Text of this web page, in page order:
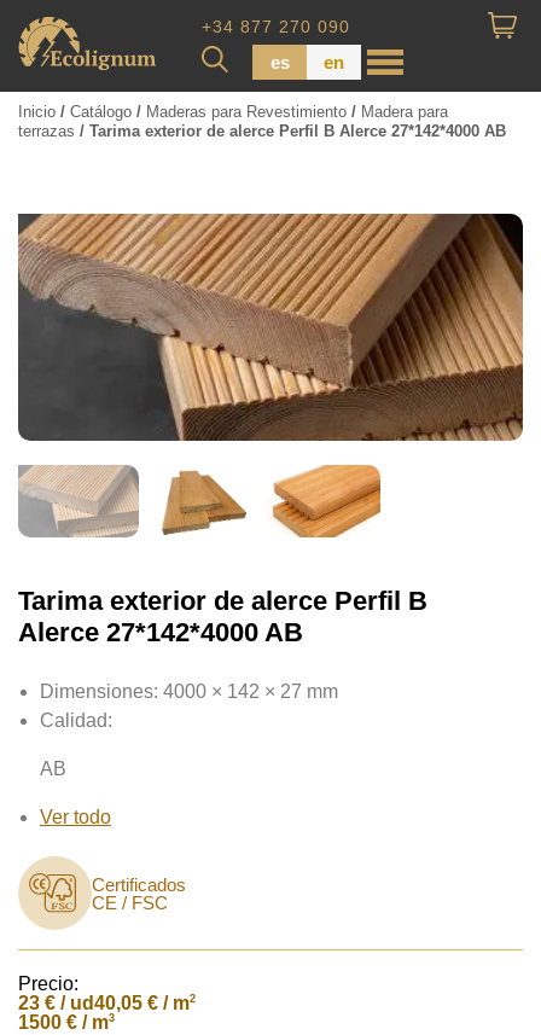
+34 877 270 090
es en
Tabla de piso
Tableros de Madera
Tablo calibrada
Inicio / Catálogo / Maderas para Revestimiento / Madera para
terrazas / Tarima exterior de alerce Perfil B Alerce 27*142*4000 AB
Tarima exterior de alerce Perfil B
Alerce 27*142*4000 AB
Dimensiones: 4000 × 142 × 27 mm
Calidad:
AB
Ver todo
Certificados
CE / FSC
Precio:
23 € / ud40,05 € / m2
1500 € / m3